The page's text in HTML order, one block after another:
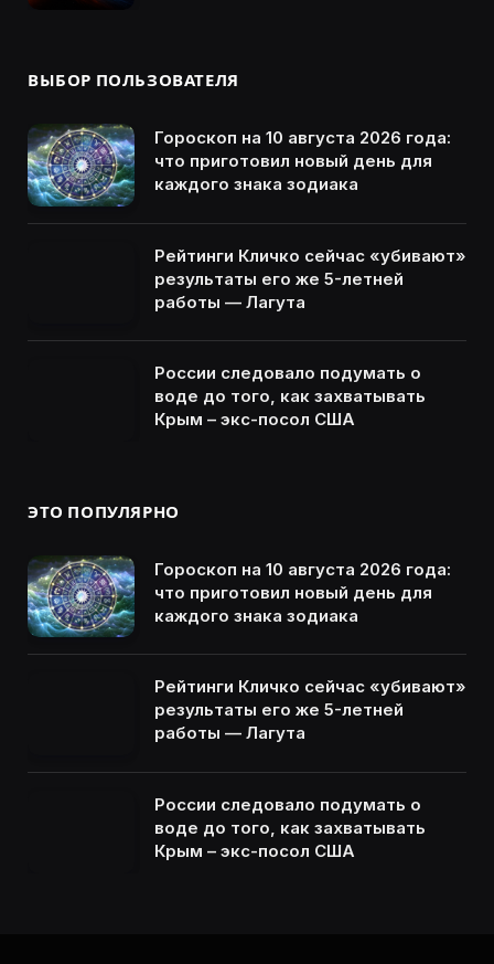
ВЫБОР ПОЛЬЗОВАТЕЛЯ
Гороскоп на 10 августа 2026 года:
что приготовил новый день для
каждого знака зодиака
Рейтинги Кличко сейчас «убивают»
результаты его же 5-летней
работы — Лагута
России следовало подумать о
воде до того, как захватывать
Крым – экс-посол США
ЭТО ПОПУЛЯРНО
Гороскоп на 10 августа 2026 года:
что приготовил новый день для
каждого знака зодиака
Рейтинги Кличко сейчас «убивают»
результаты его же 5-летней
работы — Лагута
России следовало подумать о
воде до того, как захватывать
Крым – экс-посол США